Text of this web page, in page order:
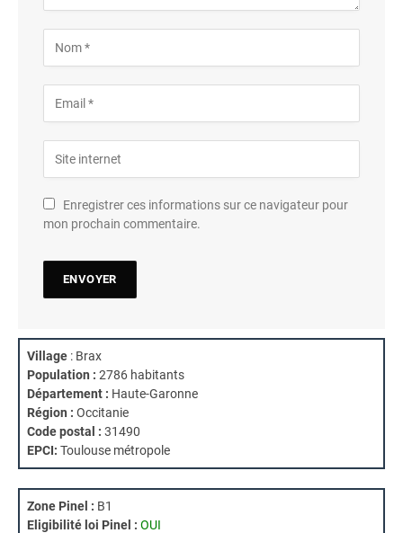
Enregistrer ces informations sur ce navigateur pour
mon prochain commentaire.
Village : Brax
Population : 2786 habitants
Département : Haute-Garonne
Région : Occitanie
Code postal : 31490
EPCI: Toulouse métropole
Zone Pinel : B1
Eligibilité loi Pinel : OUI